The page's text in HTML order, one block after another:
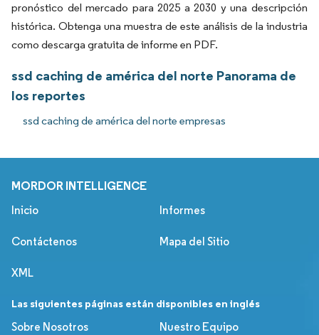
pronóstico del mercado para 2025 a 2030 y una descripción
histórica. Obtenga una muestra de este análisis de la industria
como descarga gratuita de informe en PDF.
ssd caching de américa del norte Panorama de
los reportes
ssd caching de américa del norte empresas
MORDOR INTELLIGENCE
Inicio Informes
Contáctenos Mapa del Sitio
XML
Las siguientes páginas están disponibles en inglés
Sobre Nosotros
Nuestro Equipo